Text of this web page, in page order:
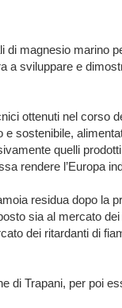
di magnesio marino
a sviluppare e
ottenuti nel corso
sostenibile,
quelli
rendere l’Europa
residua dopo la
sia al mercato
dei ritardanti di
di Trapani, per poi